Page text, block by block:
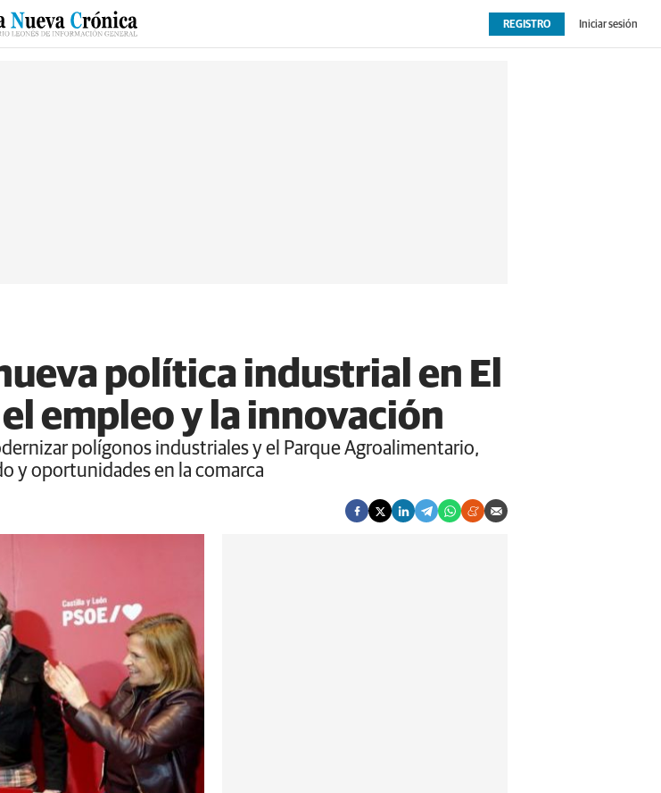
ESPECIALES DEPORTES OPINIÓN EXTRAS
REGISTRO Iniciar sesión
política industrial en El
empleo y la innovación
polígonos industriales y el Parque Agroalimentario,
y oportunidades en la comarca